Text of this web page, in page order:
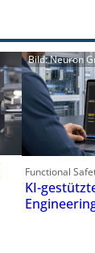
Bild: Neuron
Functional
KI-